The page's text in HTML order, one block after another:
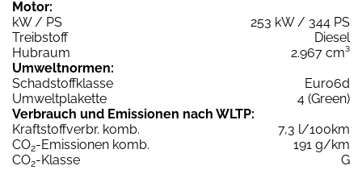
Motor:
kW / PS
253 kW / 344 PS
Treibstoff
Diesel
Hubraum
2.967 cm³
Umweltnormen:
Schadstoffklasse
Euro6d
Umweltplakette
4 (Green)
Verbrauch und Emissionen nach WLTP:
Kraftstoffverbr. komb.
7,3 l/100km
CO2-Emissionen komb.
191 g/km
CO2-Klasse
G